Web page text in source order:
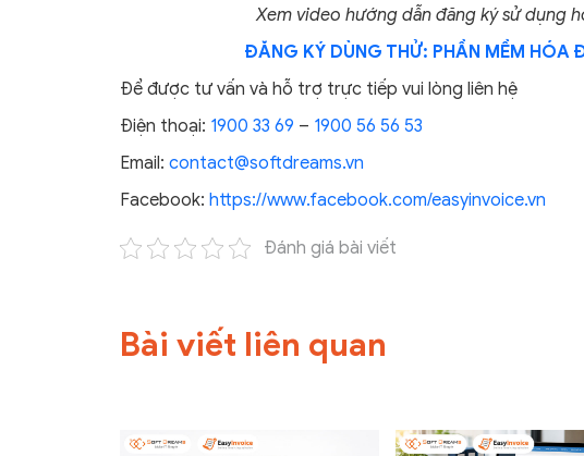
Xem video hướng dẫn đăng ký sử dụng
ĐĂNG KÝ DÙNG THỬ: PHẦN MỀM HÓA
Để được tư vấn và hỗ trợ trực tiếp vui lòng liên hệ
Điện thoại: 1900 33 69 – 1900 56 56 53
Email: contact@softdreams.vn
Facebook: https://www.facebook.com/easyinvoice.vn
Đánh giá bài viết
Bài viết liên quan